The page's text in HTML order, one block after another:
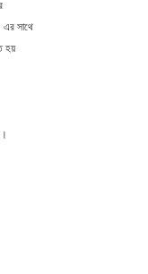
এর সাথে
হয়